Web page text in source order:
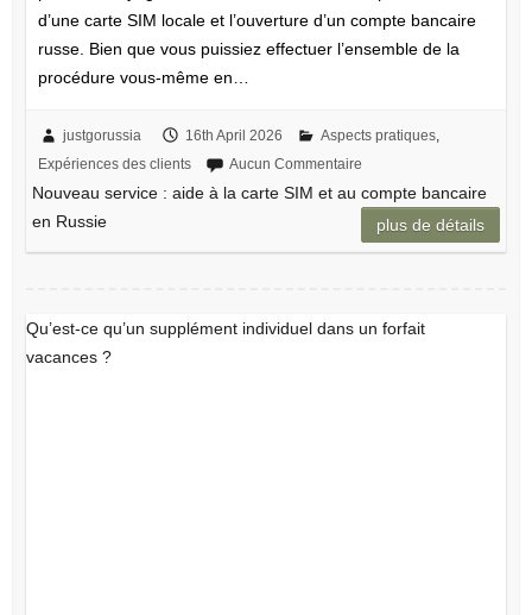
d’une carte SIM locale et l’ouverture d’un compte bancaire
russe. Bien que vous puissiez effectuer l’ensemble de la
procédure vous-même en…
justgorussia 16th April 2026 Aspects pratiques,
Expériences des clients
Aucun Commentaire
Nouveau service : aide à la carte SIM et au compte bancaire
en Russie
plus de détails
Qu’est-ce qu’un supplément individuel dans un forfait
vacances ?